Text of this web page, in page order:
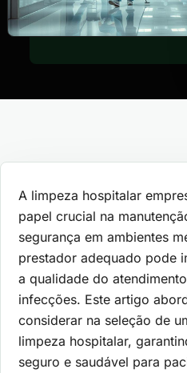
A limpeza hospitalar
papel crucial na
segurança em ambientes
prestador adequado pode
a qualidade do
infecções. Este artigo
considerar na seleção de
limpeza hospitalar,
seguro e saudável para